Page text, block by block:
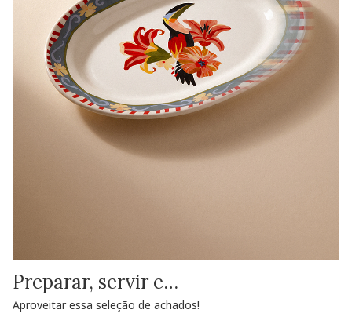
Preparar, servir e…
Aproveitar essa seleção de achados!